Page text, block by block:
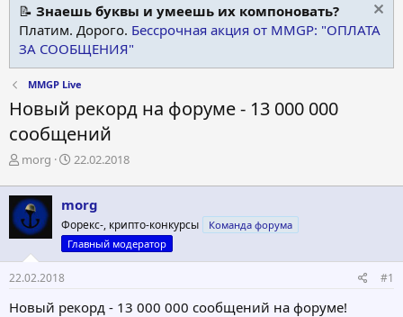
📝 Знаешь буквы и умеешь их компоновать?
Платим. Дорого. Бессрочная акция от MMGP: "ОПЛАТА
ЗА СООБЩЕНИЯ"
MMGP Live
Новый рекорд на форуме - 13 000 000
сообщений
А
т
о
р
т
е
м
ы
morg
Д
т
а
н
а
ч
л
а
22.02.2018
morg
Форекс-, крипто-конкурсы
Команда форума
Главный модератор
22.02.2018 #1
Новый рекорд - 13 000 000 сообщений на форуме!